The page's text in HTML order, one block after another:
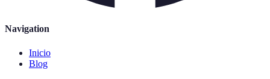
Navigation
Inicio
Blog